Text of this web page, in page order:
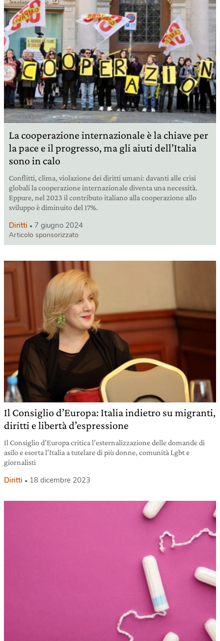
La cooperazione internazionale è la chiave per
la pace e il progresso, ma gli aiuti dell’Italia
sono in calo
Conflitti, clima, violazione dei diritti umani: davanti alle crisi
globali la cooperazione internazionale diventa una necessità.
Eppure, nel 2023 il contributo italiano alla cooperazione allo
sviluppo è diminuito del 17%.
Diritti 7 giugno 2024
Articolo sponsorizzato
Il Consiglio d’Europa: Italia indietro su migranti,
diritti e libertà d’espressione
Il Consiglio d’Europa critica l’esternalizzazione delle domande di
asilo e esorta l’Italia a tutelare di più donne, comunità Lgbt e
giornalisti
Diritti 18 dicembre 2023